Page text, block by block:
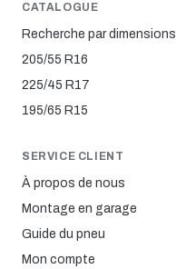
CATALOGUE
Recherche par dimensions
205/55 R16
225/45 R17
195/65 R15
SERVICE CLIENT
À propos de nous
Montage en garage
Guide du pneu
Mon compte